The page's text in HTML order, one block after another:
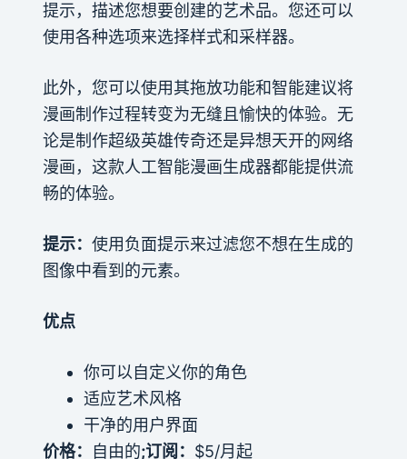
提示，描述您想要创建的艺术品。您还可以
使用各种选项来选择样式和采样器。
此外，您可以使用其拖放功能和智能建议将
漫画制作过程转变为无缝且愉快的体验。无
论是制作超级英雄传奇还是异想天开的网络
漫画，这款人工智能漫画生成器都能提供流
畅的体验。
提示： 使用负面提示来过滤您不想在生成的
图像中看到的元素。
优点
你可以自定义你的角色
适应艺术风格
干净的用户界面
价格：
自由的;订阅： $5/月起